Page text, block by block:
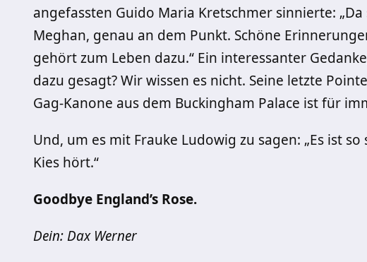
angefassten Guido Maria Kretschmer sinnierte:
Meghan, genau an dem Punkt. Schöne
gehört zum Leben dazu.“ Ein interessanter
dazu gesagt? Wir wissen es nicht. Seine letzte
Gag-Kanone aus dem Buckingham Palace ist für
Und, um es mit Frauke Ludowig zu sagen: „Es ist
Kies hört.“
Goodbye England’s Rose.
Dein: Dax Werner